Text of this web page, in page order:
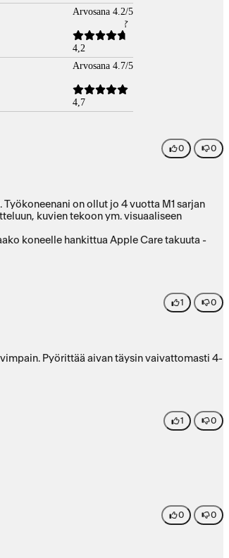
Arvosana 4.2/5
4,2
Arvosana 4.7/5
4,7
0 0
on ollut jo 4 vuotta M1 sarjan
kuvien tekoon ym. visuaaliseen
koneelle hankittua Apple Care takuuta -
1 0
Pyörittää aivan täysin vaivattomasti 4-
1 0
0 0